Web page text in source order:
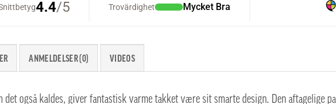
ANMELDELSER (0) VIDEOS
det også kaldes, giver fantastisk varme takket være sit smarte design. Den aftagelige